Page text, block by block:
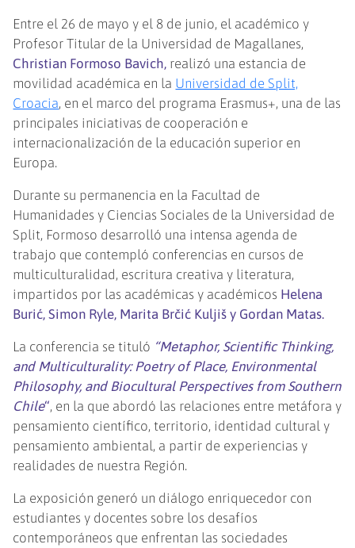
Entre el 26 de mayo y el 8 de junio, el académico y
Profesor Titular de la Universidad de Magallanes,
Christian Formoso Bavich, realizó una estancia de
movilidad académica en la Universidad de Split,
Croacia, en el marco del programa Erasmus+, una de las
principales iniciativas de cooperación e
internacionalización de la educación superior en
Europa.
Durante su permanencia en la Facultad de
Humanidades y Ciencias Sociales de la Universidad de
Split, Formoso desarrolló una intensa agenda de
trabajo que contempló conferencias en cursos de
multiculturalidad, escritura creativa y literatura,
impartidos por las académicas y académicos Helena
Burić, Simon Ryle, Marita Brčić Kuljiš y Gordan Matas.
La conferencia se tituló “Metaphor, Scientific Thinking,
and Multiculturality: Poetry of Place, Environmental
Philosophy, and Biocultural Perspectives from Southern
Chile“, en la que abordó las relaciones entre metáfora y
pensamiento científico, territorio, identidad cultural y
pensamiento ambiental, a partir de experiencias y
realidades de nuestra Región.
La exposición generó un diálogo enriquecedor con
estudiantes y docentes sobre los desafíos
contemporáneos que enfrentan las sociedades